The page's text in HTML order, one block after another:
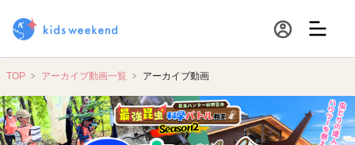
TOP アーカイブ動画一覧 アーカイブ動画